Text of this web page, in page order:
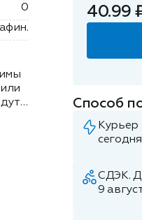
0 40.99
Способ
Курьер
СДЭК.
9